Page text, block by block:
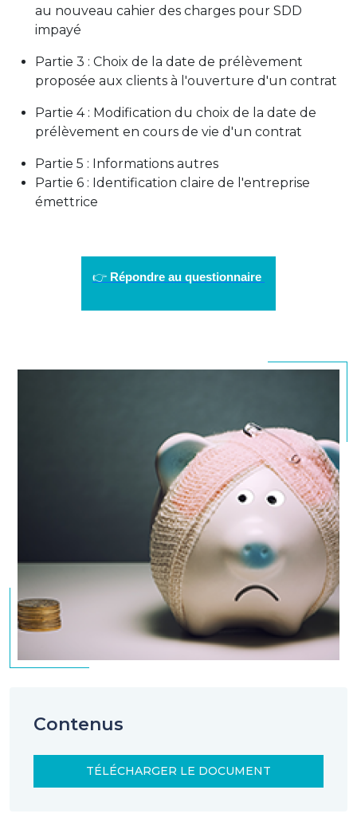
au nouveau cahier des charges pour SDD
impayé
Partie 3 : Choix de la date de prélèvement
proposée aux clients à l'ouverture d'un contrat
Partie 4 : Modification du choix de la date de
prélèvement en cours de vie d'un contrat
Partie 5 : Informations autres
Partie 6 : Identification claire de l'entreprise
émettrice
👉 Répondre au questionnaire
Contenus
TÉLÉCHARGER LE DOCUMENT